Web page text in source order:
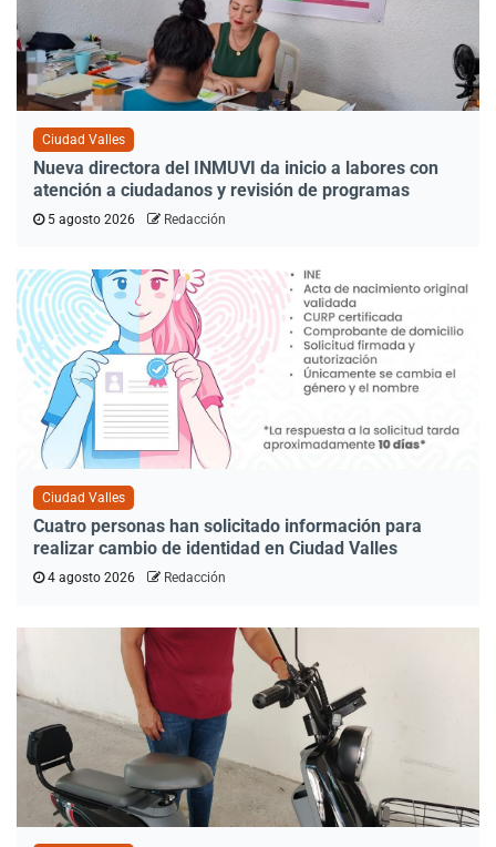
Ciudad Valles
Nueva directora del INMUVI da inicio a labores con
atención a ciudadanos y revisión de programas
5 agosto 2026 Redacción
Ciudad Valles
Cuatro personas han solicitado información para
realizar cambio de identidad en Ciudad Valles
4 agosto 2026 Redacción